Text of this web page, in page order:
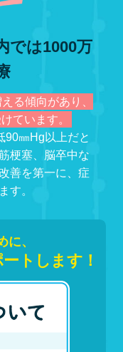
に、症
ます！
告状況（令和2
サラリーマン
日用品、パジ